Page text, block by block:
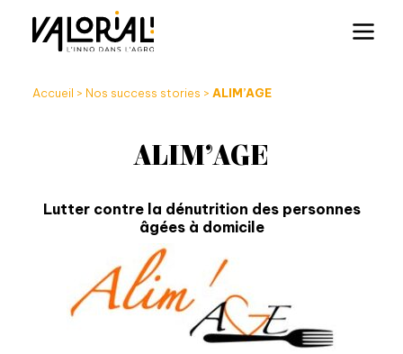
Accueil > Nos success stories > ALIM’AGE
ALIM’AGE
Lutter contre la dénutrition des personnes
âgées à domicile